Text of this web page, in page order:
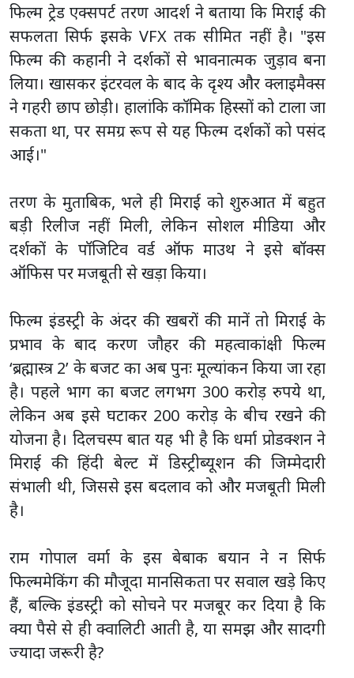
फिल्म ट्रेड एक्सपर्ट तरण आदर्श ने बताया कि मिराई की
सफलता सिर्फ इसके VFX तक सीमित नहीं है। "इस
फिल्म की कहानी ने दर्शकों से भावनात्मक जुड़ाव बना
लिया। खासकर इंटरवल के बाद के दृश्य और क्लाइमैक्स
ने गहरी छाप छोड़ी। हालांकि कॉमिक हिस्सों को टाला जा
सकता था, पर समग्र रूप से यह फिल्म दर्शकों को पसंद
आई।"
तरण के मुताबिक, भले ही मिराई को शुरुआत में बहुत
बड़ी रिलीज नहीं मिली, लेकिन सोशल मीडिया और
दर्शकों के पॉजिटिव वर्ड ऑफ माउथ ने इसे बॉक्स
ऑफिस पर मजबूती से खड़ा किया।
फिल्म इंडस्ट्री के अंदर की खबरों की मानें तो मिराई के
प्रभाव के बाद करण जौहर की महत्वाकांक्षी फिल्म
‘ब्रह्मास्त्र 2’ के बजट का अब पुनः मूल्यांकन किया जा रहा
है। पहले भाग का बजट लगभग 300 करोड़ रुपये था,
लेकिन अब इसे घटाकर 200 करोड़ के बीच रखने की
योजना है। दिलचस्प बात यह भी है कि धर्मा प्रोडक्शन ने
मिराई की हिंदी बेल्ट में डिस्ट्रीब्यूशन की जिम्मेदारी
संभाली थी, जिससे इस बदलाव को और मजबूती मिली
है।
राम गोपाल वर्मा के इस बेबाक बयान ने न सिर्फ
फिल्ममेकिंग की मौजूदा मानसिकता पर सवाल खड़े किए
हैं, बल्कि इंडस्ट्री को सोचने पर मजबूर कर दिया है कि
क्या पैसे से ही क्वालिटी आती है, या समझ और सादगी
ज्यादा जरूरी है?